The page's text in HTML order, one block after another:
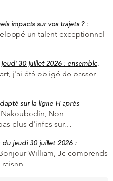
impacts sur vos trajets ?:
un talent exceptionnel
30 juillet 2026 : ensemble,
j'ai été obligé de passer
sur la ligne H après
Non
plus d'infos sur…
du jeudi 30 juillet 2026 :
William, Je comprends
raison…